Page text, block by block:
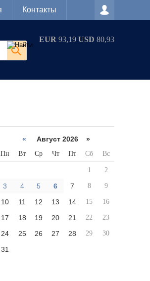
Контакты
EUR 93,19 USD 80,93
« Август 2026 »
Пн Вт Ср Чт Пт Сб Вс
1 2
3 4 5 6 7 8 9
10 11 12 13 14 15 16
17 18 19 20 21 22 23
24 25 26 27 28 29 30
31